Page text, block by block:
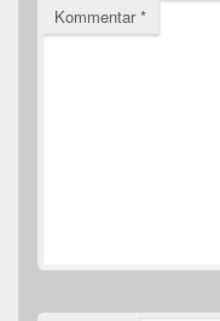
Kommentar*